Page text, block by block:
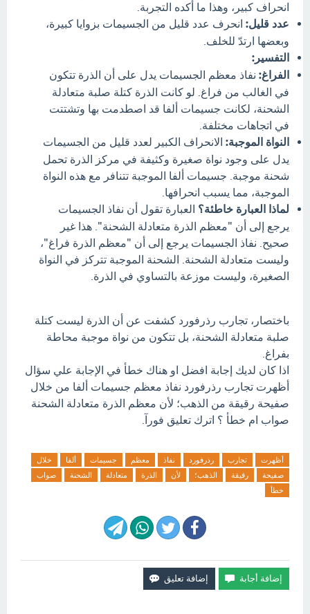
انحراف كبير، وهذا ما أكده التجربة.
عدد قليل: انحرف عدد قليل من الجسيمات بزوايا كبيرة،
وبعضها ارتدّ للخلف.
التفسير:
الفراغ: نفاذ معظم الجسيمات يدل على أن الذرة تتكون
في الغالب من فراغ. لو كانت الذرة كتلة صلبة متعادلة
الشحنة، لكانت جسيمات ألفا قد اصطدمت بها وتشتتت
في اتجاهات مختلفة.
النواة الموجبة: الانحراف الكبير لعدد قليل من الجسيمات
يدل على وجود نواة صغيرة وكثيفة في مركز الذرة تحمل
شحنة موجبة. جسيمات ألفا الموجبة تتنافر مع هذه النواة
الموجبة، مما يسبب انحرافها.
لماذا العبارة خاطئة؟ العبارة تقول أن نفاذ الجسيمات
يرجع إلى أن "معظم الذرة متعادلة الشحنة". هذا غير
صحيح. نفاذ الجسيمات يرجع إلى أن "معظم الذرة فراغ"،
وليست متعادلة الشحنة. الشحنة الموجبة تتركز في النواة
الصغيرة، وليست موزعة بالتساوي في الذرة.
باختصار، تجارب رذرفورد كشفت عن أن الذرة ليست كتلة
صلبة متعادلة الشحنة، بل تتكون من نواة موجبة محاطة
بفراغ.
اذا كان لديك إجابة افضل او هناك خطأ في الإجابة علي سؤال
أظهرت تجارب رذرفورد نفاذ معظم جسيمات ألفا من خلال
صفيحة رقيقة من الذهب؛ لأن معظم الذرة متعادلة الشحنة
صواب ام خطأ ؟ اترك تعليق فورآ.
أظهرت تجارب رذرفورد نفاذ معظم جسيمات ألفا
خلال
صفيحة
رقيقة الذهب؛ لأن الذرة متعادلة الشحنة
صواب
خطأ